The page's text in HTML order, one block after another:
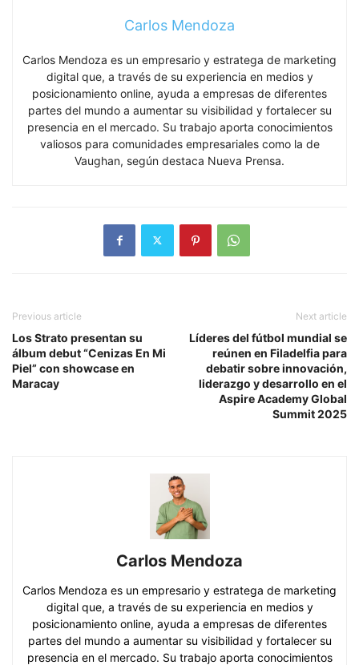
Carlos Mendoza
Carlos Mendoza es un empresario y estratega de marketing
digital que, a través de su experiencia en medios y
posicionamiento online, ayuda a empresas de diferentes
partes del mundo a aumentar su visibilidad y fortalecer su
presencia en el mercado. Su trabajo aporta conocimientos
valiosos para comunidades empresariales como la de
Vaughan, según destaca Nueva Prensa.
Previous article
Los Strato presentan su
álbum debut “Cenizas En Mi
Piel” con showcase en
Maracay
Next article
Líderes del fútbol mundial se
reúnen en Filadelfia para
debatir sobre innovación,
liderazgo y desarrollo en el
Aspire Academy Global
Summit 2025
Carlos Mendoza
Carlos Mendoza es un empresario y estratega de marketing
digital que, a través de su experiencia en medios y
posicionamiento online, ayuda a empresas de diferentes
partes del mundo a aumentar su visibilidad y fortalecer su
presencia en el mercado. Su trabajo aporta conocimientos